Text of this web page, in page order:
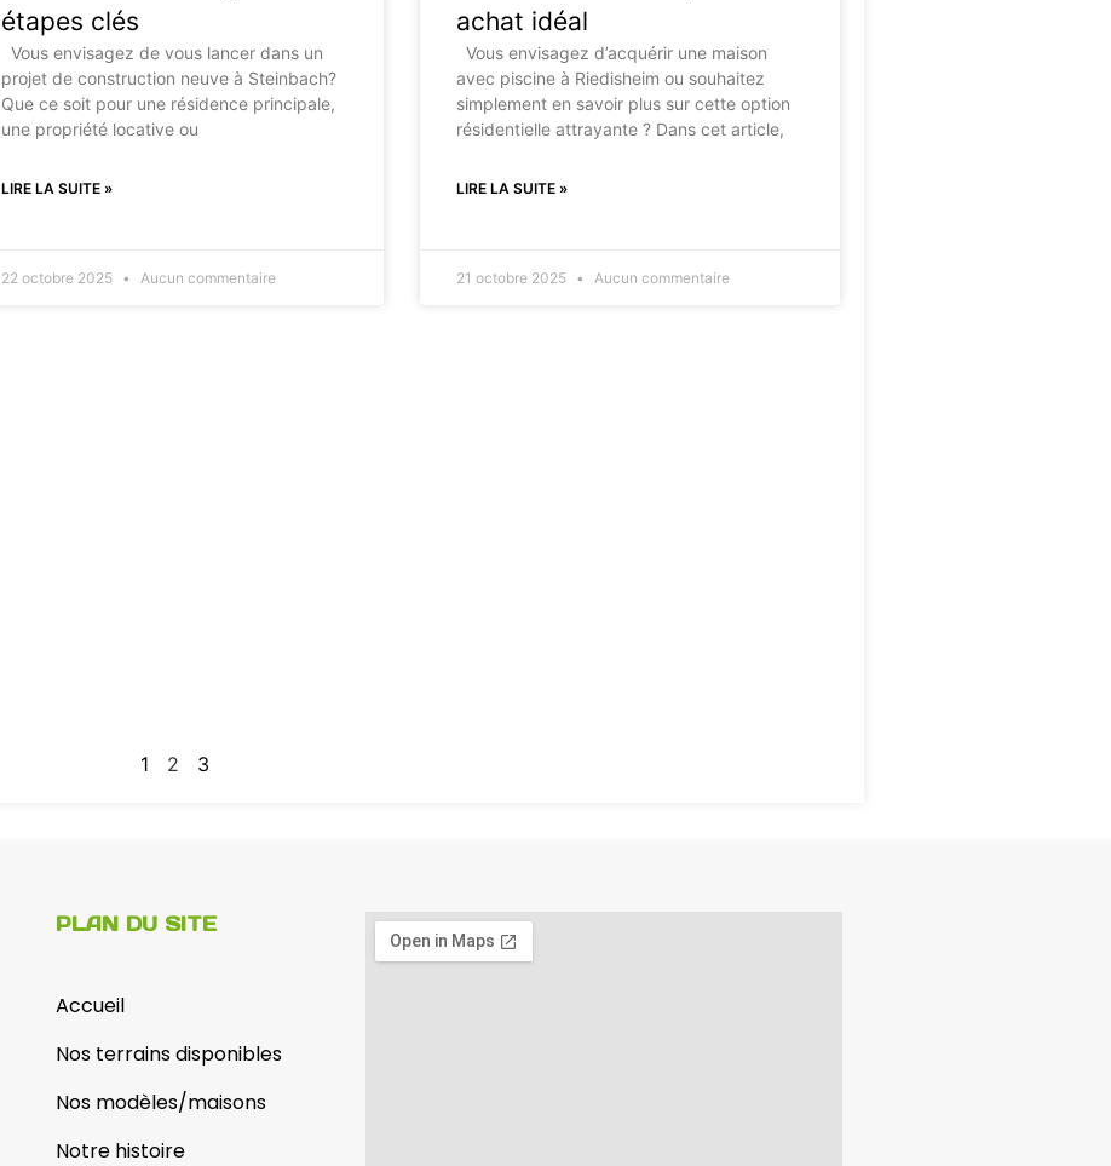
étapes clés
Vous envisagez de vous lancer dans un
projet de construction neuve à Steinbach?
Que ce soit pour une résidence principale,
une propriété locative ou
LIRE LA SUITE »
22 octobre 2025 Aucun commentaire
achat idéal
Vous envisagez d’acquérir une maison
avec piscine à Riedisheim ou souhaitez
simplement en savoir plus sur cette option
résidentielle attrayante ? Dans cet article,
LIRE LA SUITE »
21 octobre 2025 Aucun commentaire
1 2 3
PLAN DU SITE
Accueil
Nos terrains disponibles
Nos modèles/maisons
Notre histoire